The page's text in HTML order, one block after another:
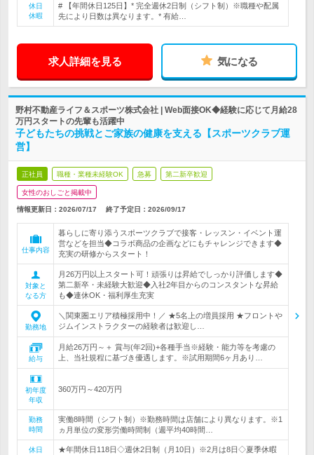
休日
休暇
# 【年間休日125日】* 完全週休2日制（シフト制）※職種や配属
先により日数は異なります。* 有給…
求人詳細を見る 気になる
野村不動産ライフ＆スポーツ株式会社 | Web面接OK◆経験に応じて月給28
万円スタートの先輩も活躍中
子どもたちの挑戦とご家族の健康を支える【スポーツクラブ運
営】
正社員 職種・業種未経験OK 急募 第二新卒歓迎
女性のおしごと掲載中
情報更新日：2026/07/17 終了予定日： 2026/09/17
仕事内容
暮らしに寄り添うスポーツクラブで接客・レッスン・イベント運
営などを担当◆コラボ商品の企画などにもチャレンジできます◆
充実の研修からスタート！
対象と
なる方
月26万円以上スタート可！頑張りは昇給でしっかり評価します◆
第二新卒・未経験大歓迎◆入社2年目からのコンスタントな昇給
も◆連休OK・福利厚生充実
勤務地
＼関東圏エリア積極採用中！／ ★5名上の増員採用 ★フロントや
ジムインストラクターの経験者は歓迎し…
給与
月給26万円～＋ 賞与(年2回)+各種手当※経験・能力等を考慮の
上、当社規程に基づき優遇します。※試用期間6ヶ月あり…
初年度
年収
360万円～420万円
勤務
時間
実働8時間（シフト制）※勤務時間は店舗により異なります。※1
ヵ月単位の変形労働時間制（週平均40時間…
休日
★年間休日118日◇週休2日制（月10日）※2月は8日◇夏季休暇